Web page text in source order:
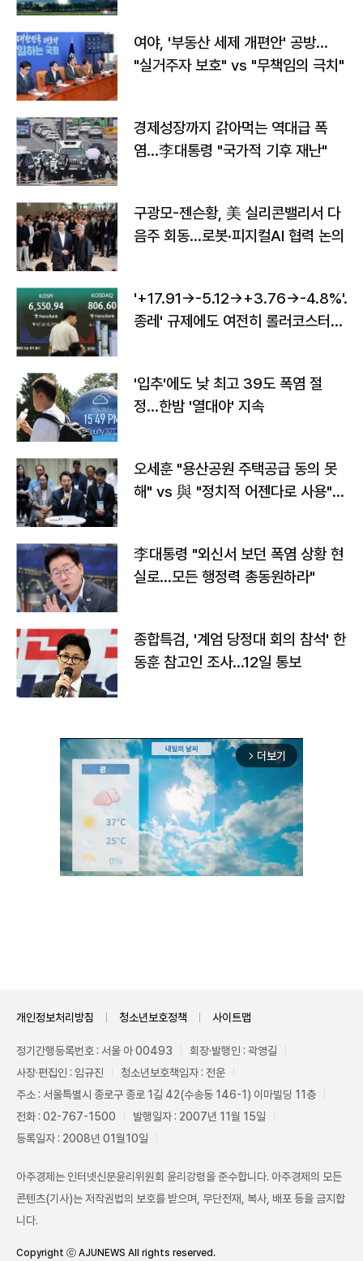
여야, '부동산 세제 개편안' 공방…
"실거주자 보호" vs "무책임의 극치"
경제성장까지 갉아먹는 역대급 폭
염…李대통령 "국가적 기후 재난"
구광모-젠슨황, 美 실리콘밸리서 다
음주 회동…로봇·피지컬AI 협력 논의
'+17.91→-5.12→+3.76→-4.8%'…'
종레' 규제에도 여전히 롤러코스터
'입추'에도 낮 최고 39도 폭염 절
정…한밤 '열대야' 지속
오세훈 "용산공원 주택공급 동의 못
해" vs 與 "정치적 어젠다로 사용"
李대통령 "외신서 보던 폭염 상황 현
실로…모든 행정력 총동원하라"
종합특검, '계엄 당정대 회의 참석' 한
동훈 참고인 조사...12일 통보
arrow_forward_ios 더보기
개인정보처리방침 청소년보호정책 사이트맵
정기간행등록번호 : 서울 아 00493
회장·발행인 : 곽영길
사장·편집인 : 임규진
청소년보호책임자 : 전운
주소 : 서울특별시 종로구 종로 1길 42(수송동 146-1) 이마빌딩 11층
전화 : 02-767-1500
발행일자 : 2007년 11월 15일
등록일자 : 2008년 01월10일
아주경제는 인터넷신문윤리위원회 윤리강령을 준수합니다. 아주경제의 모든
콘텐츠(기사)는 저작권법의 보호를 받으며, 무단전재, 복사, 배포 등을 금지합
니다.
Copyright ⓒ AJUNEWS All rights reserved.